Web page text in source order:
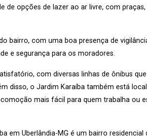
de opções de lazer ao ar livre, com praças,
bairro, com uma boa presença de
e segurança para os moradores.
com diversas linhas de ônibus
disso, o Jardim Karaíba também está
mais fácil para quem trabalha ou
em Uberlândia-MG é um bairro residencial